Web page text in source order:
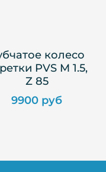
колесо
PVS M 1.5,
Z 85
9900 руб